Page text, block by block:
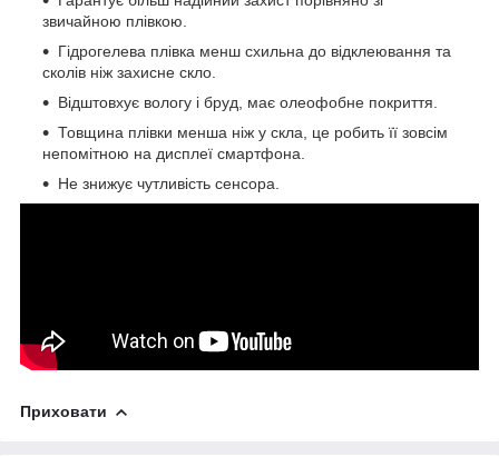
звичайною плівкою.
Гідрогелева плівка менш схильна до відклеювання та
сколів ніж захисне скло.
Відштовхує вологу і бруд, має олеофобне покриття.
Товщина плівки менша ніж у скла, це робить її зовсім
непомітною на дисплеї смартфона.
Не знижує чутливість сенсора.
Приховати